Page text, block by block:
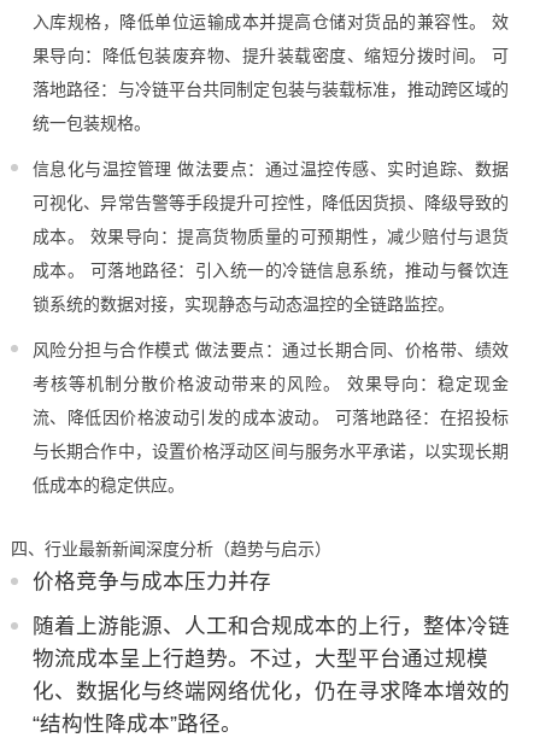
入库规格，降低单位运输成本并提高仓储对货品的兼容性。 效
果导向：降低包装废弃物、提升装载密度、缩短分拨时间。 可
落地路径：与冷链平台共同制定包装与装载标准，推动跨区域的
统一包装规格。
信息化与温控管理 做法要点：通过温控传感、实时追踪、数据
可视化、异常告警等手段提升可控性，降低因货损、降级导致的
成本。 效果导向：提高货物质量的可预期性，减少赔付与退货
成本。 可落地路径：引入统一的冷链信息系统，推动与餐饮连
锁系统的数据对接，实现静态与动态温控的全链路监控。
风险分担与合作模式 做法要点：通过长期合同、价格带、绩效
考核等机制分散价格波动带来的风险。 效果导向：稳定现金
流、降低因价格波动引发的成本波动。 可落地路径：在招投标
与长期合作中，设置价格浮动区间与服务水平承诺，以实现长期
低成本的稳定供应。
四、行业最新新闻深度分析（趋势与启示）
价格竞争与成本压力并存
随着上游能源、人工和合规成本的上行，整体冷链
物流成本呈上行趋势。不过，大型平台通过规模
化、数据化与终端网络优化，仍在寻求降本增效的
“结构性降成本”路径。